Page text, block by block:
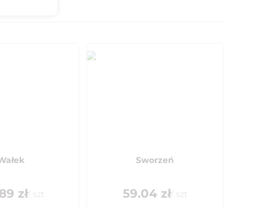
zł/ szt
Sworzeń
59.04zł/ szt